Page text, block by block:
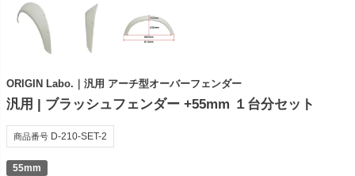
ORIGIN Labo.｜汎用 アーチ型オーバーフェンダー
汎用 | ブラッシュフェンダー +55mm １台分セット
商品番号 D-210-SET-2
55mm